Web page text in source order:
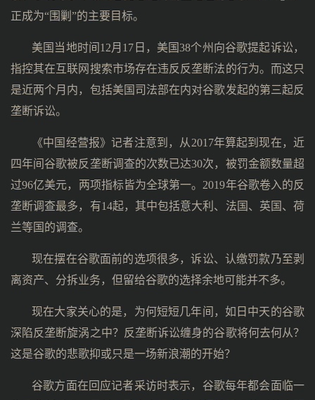
正成为“围剿”的主要目标。
美国当地时间12月17日，美国38个州向谷歌提起诉讼，
指控其在互联网搜索市场存在违反反垄断法的行为。而这只
是近两个月内，包括美国司法部在内对谷歌发起的第三起反
垄断诉讼。
《中国经营报》记者注意到，从2017年算起到现在，近
四年间谷歌被反垄断调查的次数已达30次，被罚金额数量超
过96亿美元，两项指标皆为全球第一。2019年谷歌卷入的反
垄断调查最多，有14起，其中包括意大利、法国、英国、荷
兰等国的调查。
现在摆在谷歌面前的选项很多，诉讼、认缴罚款乃至剥
离资产、分拆业务，但留给谷歌的选择余地可能并不多。
现在大家关心的是，为何短短几年间，如日中天的谷歌
深陷反垄断旋涡之中？反垄断诉讼缠身的谷歌将何去何从？
这是谷歌的悲歌抑或只是一场新浪潮的开始？
谷歌方面在回应记者采访时表示，谷歌每年都会面临一